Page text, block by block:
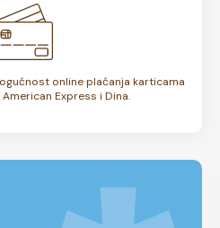
online plaćanja karticama
Express i Dina.